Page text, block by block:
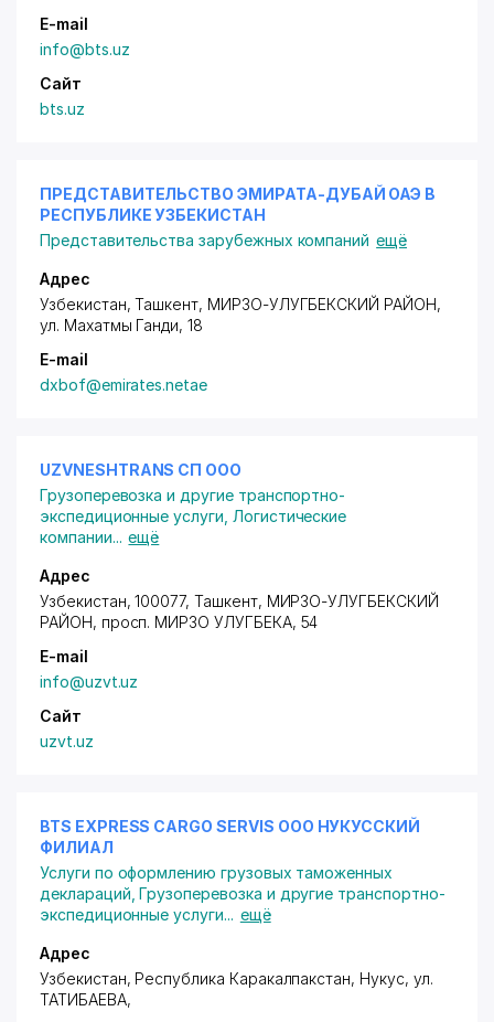
E-mail
info@bts.uz
Сайт
bts.uz
ПРЕДСТАВИТЕЛЬСТВО ЭМИРАТА-ДУБАЙ ОАЭ В
РЕСПУБЛИКЕ УЗБЕКИСТАН
Представительства зарубежных компаний ещё
Адрес
Узбекистан, Ташкент, МИРЗО-УЛУГБЕКСКИЙ РАЙОН,
ул. Махатмы Ганди, 18
E-mail
dxbof@emirates.netae
UZVNESHTRANS СП ООО
Грузоперевозка и другие транспортно-
экспедиционные услуги Логистические
компании... ещё
Адрес
Узбекистан, 100077, Ташкент, МИРЗО-УЛУГБЕКСКИЙ
РАЙОН, просп. МИРЗО УЛУГБЕКА, 54
E-mail
info@uzvt.uz
Сайт
uzvt.uz
BTS EXPRESS CARGO SERVIS ООО НУКУССКИЙ
ФИЛИАЛ
Услуги по оформлению грузовых таможенных
деклараций ,Грузоперевозка и другие транспортно-
экспедиционные услуги... ещё
Адрес
Узбекистан, Республика Каракалпакстан, Нукус, ул.
ТАТИБАЕВА,